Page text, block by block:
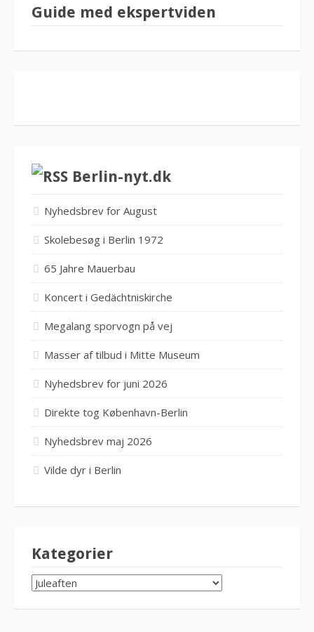
Guide med ekspertviden
Berlin-nyt.dk
Nyhedsbrev for August
Skolebesøg i Berlin 1972
65 Jahre Mauerbau
Koncert i Gedächtniskirche
Megalang sporvogn på vej
Masser af tilbud i Mitte Museum
Nyhedsbrev for juni 2026
Direkte tog København-Berlin
Nyhedsbrev maj 2026
Vilde dyr i Berlin
Kategorier
KATEGORIER